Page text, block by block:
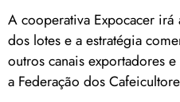
A cooperativa Expocacer
dos lotes e a estratégia
outros canais exportadores
a Federação dos